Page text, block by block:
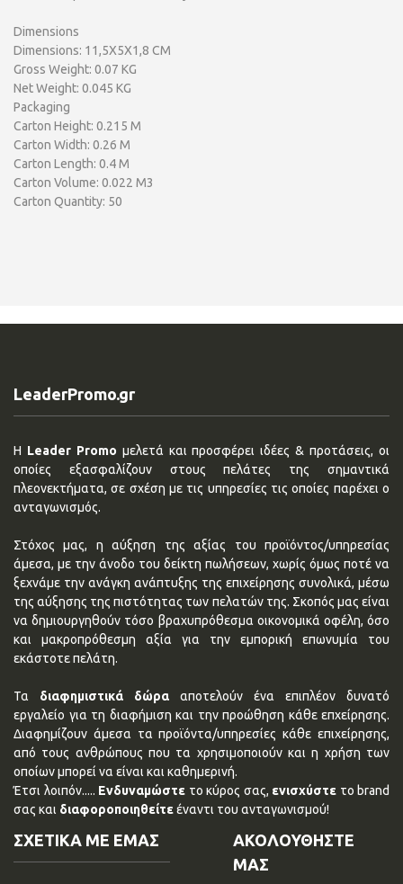
Dimensions
Dimensions: 11,5X5X1,8 CM
Gross Weight: 0.07 KG
Net Weight: 0.045 KG
Packaging
Carton Height: 0.215 M
Carton Width: 0.26 M
Carton Length: 0.4 M
Carton Volume: 0.022 M3
Carton Quantity: 50
LeaderPromo.gr
Η Leader Promo μελετά και προσφέρει ιδέες & προτάσεις, οι
οποίες εξασφαλίζουν στους πελάτες της σημαντικά
πλεονεκτήματα, σε σχέση με τις υπηρεσίες τις οποίες παρέχει ο
ανταγωνισμός.
Στόχος μας, η αύξηση της αξίας του προϊόντος/υπηρεσίας
άμεσα, με την άνοδο του δείκτη πωλήσεων, χωρίς όμως ποτέ να
ξεχνάμε την ανάγκη ανάπτυξης της επιχείρησης συνολικά, μέσω
της αύξησης της πιστότητας των πελατών της. Σκοπός μας είναι
να δημιουργηθούν τόσο βραχυπρόθεσμα οικονομικά οφέλη, όσο
και μακροπρόθεσμη αξία για την εμπορική επωνυμία του
εκάστοτε πελάτη.
Τα διαφημιστικά δώρα αποτελούν ένα επιπλέον δυνατό
εργαλείο για τη διαφήμιση και την προώθηση κάθε επχείρησης.
Διαφημίζουν άμεσα τα προϊόντα/υπηρεσίες κάθε επιχείρησης,
από τους ανθρώπους που τα χρησιμοποιούν και η χρήση των
οποίων μπορεί να είναι και καθημερινή.
Έτσι λοιπόν..... Ενδυναμώστε το κύρος σας, ενισχύστε το brand
σας και διαφοροποιηθείτεέναντι του ανταγωνισμού!
ΣΧΕΤΙΚΑ ΜΕ ΕΜΑΣ
ΑΚΟΛΟΥΘΗΣΤΕ
ΜΑΣ